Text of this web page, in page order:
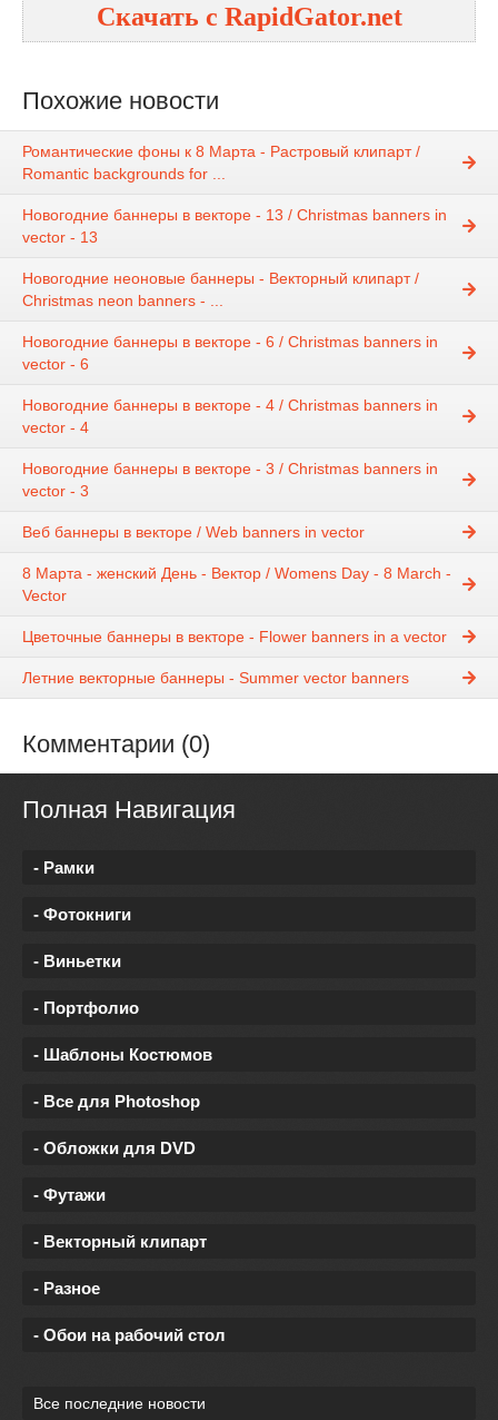
Скачать с RapidGator.net
Похожие новости
Романтические фоны к 8 Марта - Растровый клипарт /
Romantic backgrounds for ...
Новогодние баннеры в векторе - 13 / Christmas banners in
vector - 13
Новогодние неоновые баннеры - Векторный клипарт /
Christmas neon banners - ...
Новогодние баннеры в векторе - 6 / Christmas banners in
vector - 6
Новогодние баннеры в векторе - 4 / Christmas banners in
vector - 4
Новогодние баннеры в векторе - 3 / Christmas banners in
vector - 3
Веб баннеры в векторе / Web banners in vector
8 Марта - женский День - Вектор / Womens Day - 8 March -
Vector
Цветочные баннеры в векторе - Flower banners in a vector
Летние векторные баннеры - Summer vector banners
Комментарии (0)
Полная Навигация
- Рамки
- Фотокниги
- Виньетки
- Портфолио
- Шаблоны Костюмов
- Все для Photoshop
- Обложки для DVD
- Футажи
- Векторный клипарт
- Разное
- Обои на рабочий стол
Все последние новости